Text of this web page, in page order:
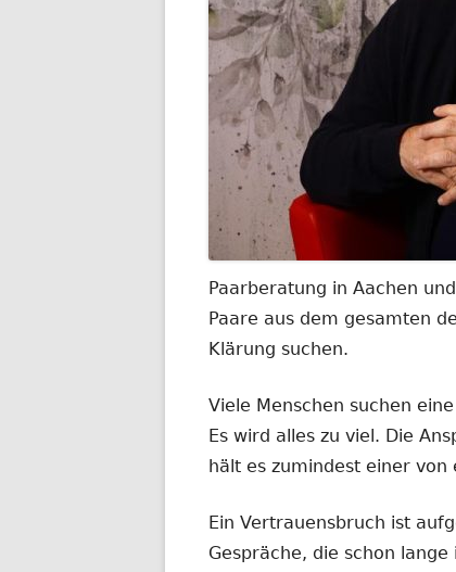
Paarberatung in Aachen und
Paare aus dem gesamten
Klärung suchen.
Viele Menschen suchen
Es wird alles zu viel. Die
hält es zumindest einer
Ein Vertrauensbruch ist
Gespräche, die schon